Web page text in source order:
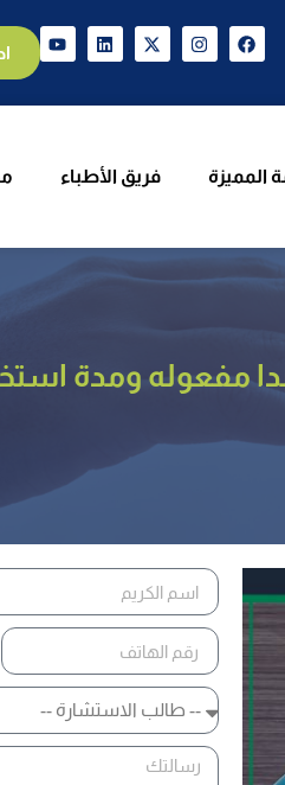
المميزة فريق الأطباء
المميزة فريق الأطباء
مفعوله ومدة